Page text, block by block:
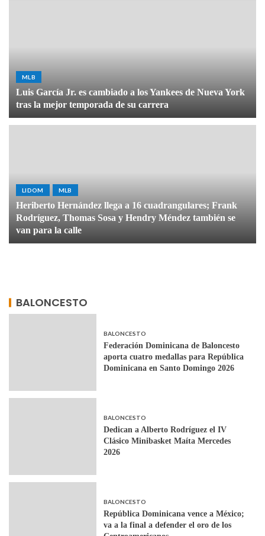
MLB
Luis García Jr. es cambiado a los Yankees de Nueva York
tras la mejor temporada de su carrera
LIDOM MLB
Heriberto Hernández llega a 16 cuadrangulares; Frank
Rodríguez, Thomas Sosa y Hendry Méndez también se
van para la calle
BALONCESTO
BALONCESTO
Federación Dominicana de Baloncesto
aporta cuatro medallas para República
Dominicana en Santo Domingo 2026
BALONCESTO
Dedican a Alberto Rodríguez el IV
Clásico Minibasket Maíta Mercedes
2026
BALONCESTO
República Dominicana vence a México;
va a la final a defender el oro de los